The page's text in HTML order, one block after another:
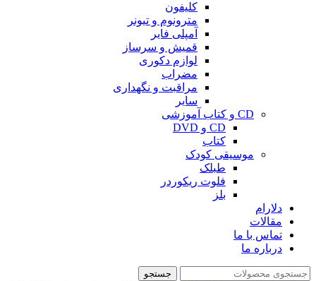
کلیفون
مترونوم و تیونر
آمپلی فایر
قمیش و سرساز
لوازم دکوری
مضراب
مراقبت و نگهداری
سایر
CD و کتاب آموزشی
CD و DVD
کتاب
موسیقی کودک
طبلک
فلوت ریکوردر
بلز
دلارام
مقالات
تماس با ما
درباره ما
جستجو